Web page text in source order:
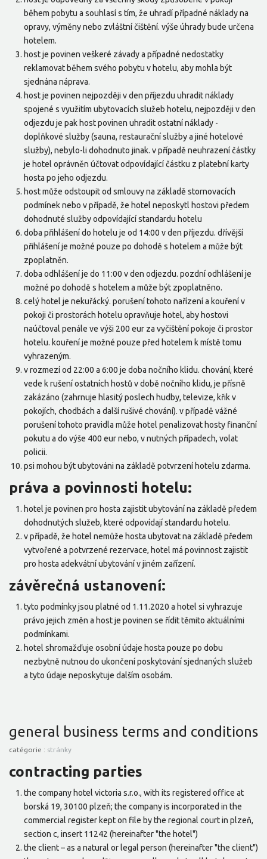
během pobytu a souhlasí s tím, že uhradí případné náklady na
opravy, výměny nebo zvláštní čištění. výše úhrady bude určena
hotelem.
host je povinen veškeré závady a případné nedostatky
reklamovat během svého pobytu v hotelu, aby mohla být
sjednána náprava.
host je povinen nejpozději v den příjezdu uhradit náklady
spojené s využitím ubytovacích služeb hotelu, nejpozději v den
odjezdu je pak host povinen uhradit ostatní náklady -
doplňkové služby (sauna, restaurační služby a jiné hotelové
služby), nebylo-li dohodnuto jinak. v případě neuhrazení částky
je hotel oprávněn účtovat odpovídající částku z platební karty
hosta po jeho odjezdu.
host může odstoupit od smlouvy na základě stornovacích
podmínek nebo v případě, že hotel neposkytl hostovi předem
dohodnuté služby odpovídající standardu hotelu
doba přihlášení do hotelu je od 14:00 v den příjezdu. dřívější
přihlášení je možné pouze po dohodě s hotelem a může být
zpoplatněn.
doba odhlášení je do 11:00 v den odjezdu. pozdní odhlášení je
možné po dohodě s hotelem a může být zpoplatněno.
celý hotel je nekuřácký. porušení tohoto nařízení a kouření v
pokoji či prostorách hotelu opravňuje hotel, aby hostovi
naúčtoval penále ve výši 200 eur za vyčištění pokoje či prostor
hotelu. kouření je možné pouze před hotelem k místě tomu
vyhrazeným.
v rozmezí od 22:00 a 6:00 je doba nočního klidu. chování, které
vede k rušení ostatních hostů v době nočního klidu, je přísně
zakázáno (zahrnuje hlasitý poslech hudby, televize, křik v
pokojích, chodbách a další rušivé chování). v případě vážné
porušení tohoto pravidla může hotel penalizovat hosty finanční
pokutu a do výše 400 eur nebo, v nutných případech, volat
policii.
psi mohou být ubytováni na základě potvrzení hotelu zdarma.
práva a povinnosti hotelu:
hotel je povinen pro hosta zajistit ubytování na základě předem
dohodnutých služeb, které odpovídají standardu hotelu.
v případě, že hotel nemůže hosta ubytovat na základě předem
vytvořené a potvrzené rezervace, hotel má povinnost zajistit
pro hosta adekvátní ubytování v jiném zařízení.
závěrečná ustanovení:
tyto podmínky jsou platné od 1.11.2020 a hotel si vyhrazuje
právo jejich změn a host je povinen se řídit těmito aktuálními
podmínkami.
hotel shromažďuje osobní údaje hosta pouze po dobu
nezbytně nutnou do ukončení poskytování sjednaných služeb
a tyto údaje neposkytuje dalším osobám.
general business terms and conditions
catégorie : stránky
contracting parties
the company hotel victoria s.r.o., with its registered office at
borská 19, 30100 plzeň; the company is incorporated in the
commercial register kept on file by the regional court in plzeň,
section c, insert 11242 (hereinafter "the hotel")
the client – as a natural or legal person (hereinafter "the client")